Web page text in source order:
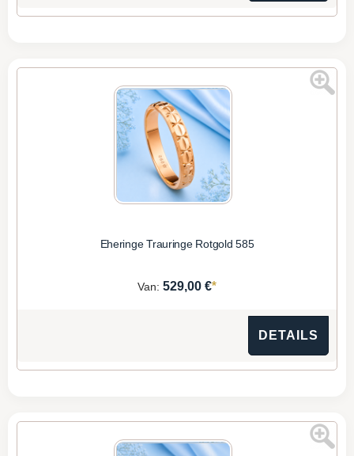
Eheringe Trauringe Rotgold 585
Van: 529,00 €*
DETAILS